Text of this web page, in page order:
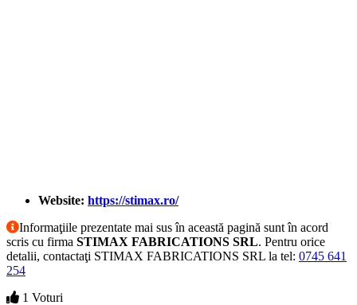
Website: https://stimax.ro/
Informaţiile prezentate mai sus în această pagină sunt în acord
scris cu firma STIMAX FABRICATIONS SRL. Pentru orice
detalii, contactaţi STIMAX FABRICATIONS SRL la tel: 0745 641
254
1 Voturi